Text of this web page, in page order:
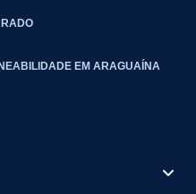
EM ARAGUAÍNA